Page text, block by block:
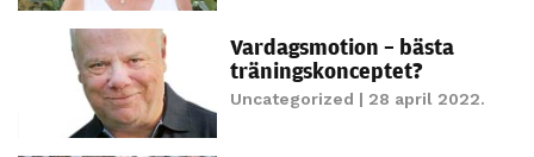
Vardagsmotion – bästa
träningskonceptet?
Uncategorized | 28 april 2022.
och erbjudanden.